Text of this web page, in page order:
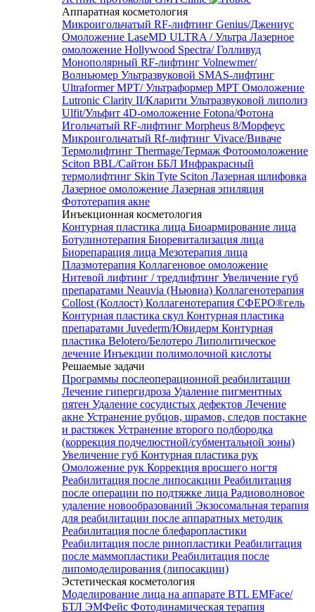
Аппаратная косметология
Микроигольчатый RF-лифтинг Genius/Джениус
Омоложение LaseMD ULTRA / Ультра Лазерное
омоложение Hollywood Spectra/ Голливуд
Монополярный RF-лифтинг Volnewmer/
Волньюмер Ультразвуковой SMAS-лифтинг
Ultraformer MPT/ Ультраформер MPT Омоложение
Lutronic Clarity II/Кларити Ультразвуковой липолиз
Ulfit/Ульфит 4D-омоложение Fotona/Фотона
Игольчатый RF-лифтинг Morpheus 8/Морфеус
Микроигольчатый Rf-лифтинг Vivace/Виваче
Термолифтинг Thermage/Термаж Фотоомоложение
Sciton BBL/Сайтон ББЛ Инфракрасный
термолифтинг Skin Tyte Sciton Лазерная шлифовка
Лазерное омоложение Лазерная эпиляция
Фототерапия акне
Инъекционная косметология
Контурная пластика лица Биоармирование лица
Ботулинотерапия Биоревитализация лица
Биорепарация лица Мезотерапия лица
Плазмотерапия Коллагеновое омоложение
Нитевой лифтинг / тредлифтинг Увеличение губ
препаратами Neauvia (Ньювиа) Коллагенотерапия
Collost (Коллост) Коллагенотерапия СФЕРО®гель
Контурная пластика скул Контурная пластика
препаратами Juvederm/Ювидерм Контурная
пластика Belotero/Белотеро Липолитическое
лечение Инъекции полимолочной кислоты
Решаемые задачи
Программы послеоперационной реабилитации
Лечение гипергидроза Удаление пигментных
пятен Удаление сосудистых дефектов Лечение
акне Устранение рубцов, шрамов, следов постакне
и растяжек Устранение второго подбородка
(коррекция подчелюстной/субментальной зоны)
Увеличение губ Контурная пластика рук
Омоложение рук Коррекция вросшего ногтя
Реабилитация после липосакции Реабилитация
после операции по подтяжке лица Радиоволновое
удаление новообразований Экзосомальная терапия
для реабилитации после аппаратных методик
Реабилитация после блефаропластики
Реабилитация после ринопластики Реабилитация
после маммопластики Реабилитация после
липомоделирования (липосакции)
Эстетическая косметология
Моделирование лица на аппарате BTL EMFace/
БТЛ ЭМФейс Фотодинамическая терапия